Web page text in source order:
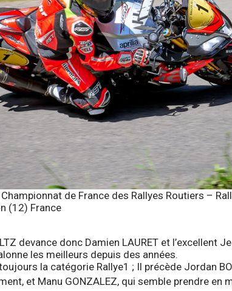
de France des Rallyes Routiers –
(12) France
devance donc Damien LAURET et l’excellent
les meilleurs depuis des années.
la catégorie Rallye1 ; Il précède Jordan
et Manu GONZALEZ, qui semble prendre en